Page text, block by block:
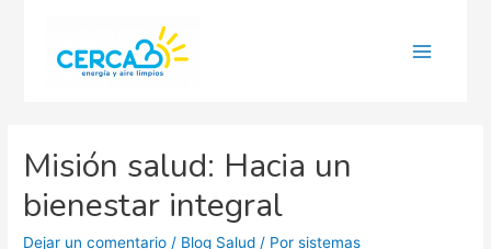
Misión salud: Hacia un
bienestar integral
Dejar un comentario / Blog Salud / Porsistemas